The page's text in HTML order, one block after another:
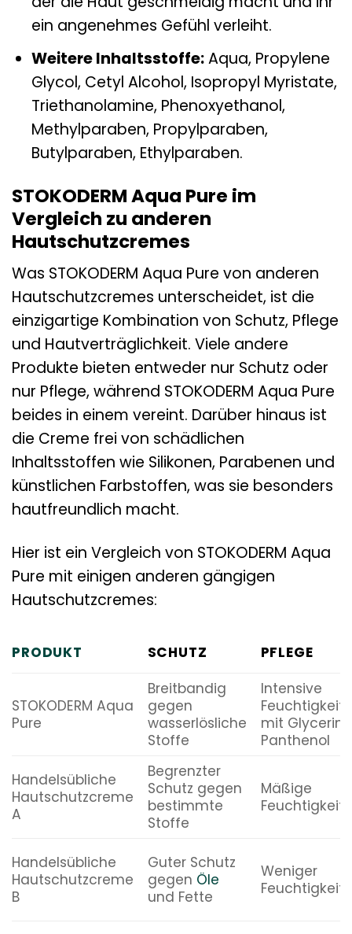
ein angenehmes Gefühl verleiht.
Weitere Inhaltsstoffe:Aqua, Propylene
Glycol, Cetyl Alcohol, Isopropyl Myristate,
Triethanolamine, Phenoxyethanol,
Methylparaben, Propylparaben,
Butylparaben, Ethylparaben.
STOKODERM Aqua Pure im
Vergleich zu anderen
Hautschutzcremes
Was STOKODERM Aqua Pure von anderen
Hautschutzcremes unterscheidet, ist die
einzigartige Kombination von Schutz, Pflege
und Hautverträglichkeit. Viele andere
Produkte bieten entweder nur Schutz oder
nur Pflege, während STOKODERM Aqua Pure
beides in einem vereint. Darüber hinaus ist
die Creme frei von schädlichen
Inhaltsstoffen wie Silikonen, Parabenen und
künstlichen Farbstoffen, was sie besonders
hautfreundlich macht.
Hier ist ein Vergleich von STOKODERM Aqua
Pure mit einigen anderen gängigen
Hautschutzcremes:
PRODUKT SCHUTZ PFLEGE
STOKODERM Aqua
Pure
Breitbandig
gegen
wasserlösliche
Stoffe
Intensive
mit Glycerin
Panthenol
Handelsübliche
Hautschutzcreme
A
Begrenzter
Schutz gegen
bestimmte
Stoffe
Mäßige
Handelsübliche
Hautschutzcreme
B
Guter Schutz
gegen Öle
und Fette
Weniger